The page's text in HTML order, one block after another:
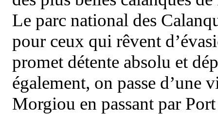
Le parc national des
pour ceux qui rêvent
promet détente absolu et
également, on passe d’une
Morgiou en passant par